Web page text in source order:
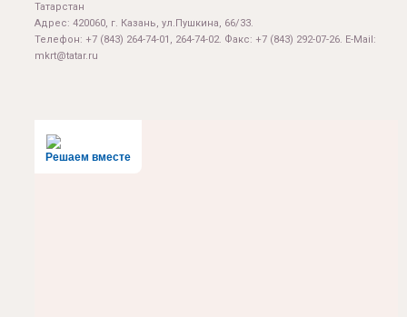
Татарстан
Адрес: 420060, г. Казань, ул.Пушкина, 66/33.
Телефон: +7 (843) 264-74-01, 264-74-02. Факс: +7 (843) 292-07-26. E-Mail:
mkrt@tatar.ru
Решаем вместе